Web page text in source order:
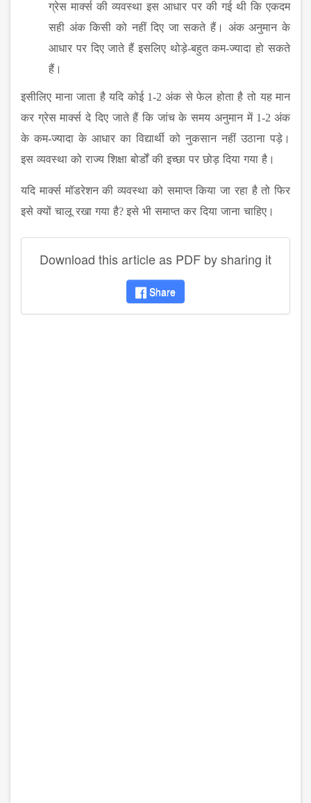
ग्रेस मार्क्स की व्यवस्था इस आधार पर की गई थी कि एकदम
सही अंक किसी को नहीं दिए जा सकते हैं। अंक अनुमान के
आधार पर दिए जाते हैं इसलिए थोड़े-बहुत कम-ज्यादा हो सकते
हैं।
इसीलिए माना जाता है यदि कोई 1-2अंक से फेल होता है तो यह मान
कर ग्रेस मार्क्स दे दिए जाते हैं कि जांच के समय अनुमान में 1-2अंक
के कम-ज्यादा के आधार का विद्यार्थी को नुकसान नहीं उठाना पड़े।
इस व्यवस्था को राज्य शिक्षा बोर्डों की इच्छा पर छोड़ दिया गया है।
यदि मार्क्स मॉडरेशन की व्यवस्था को समाप्त किया जा रहा है तो फिर
इसे क्यों चालू रखा गया है? इसे भी समाप्त कर दिया जाना चाहिए।
Download this article as PDF by sharing it
Share